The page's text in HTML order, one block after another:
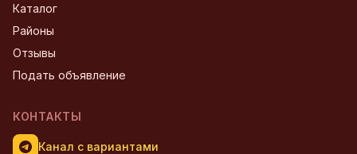
Каталог
Районы
Отзывы
Подать объявление
КОНТАКТЫ
Канал с вариантами